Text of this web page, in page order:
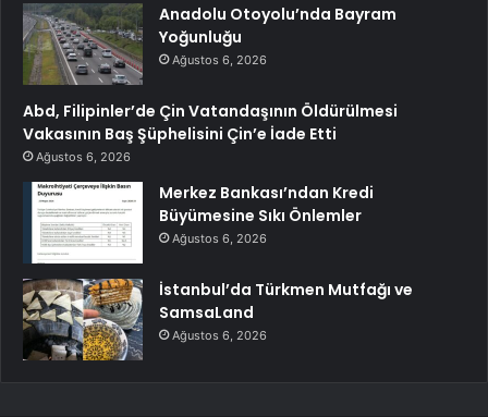
Anadolu Otoyolu’nda Bayram
Yoğunluğu
Ağustos 6, 2026
Abd, Filipinler’de Çin Vatandaşının Öldürülmesi
Vakasının Baş Şüphelisini Çin’e İade Etti
Ağustos 6, 2026
Merkez Bankası’ndan Kredi
Büyümesine Sıkı Önlemler
Ağustos 6, 2026
İstanbul’da Türkmen Mutfağı ve
SamsaLand
Ağustos 6, 2026